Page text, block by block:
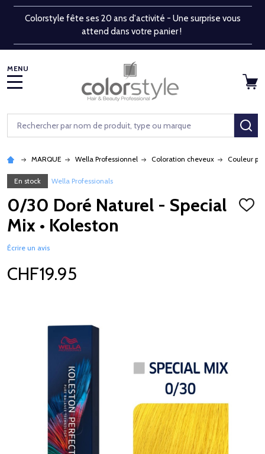
Colorstyle fête ses 20 ans d'activité - Une surprise vous
attend dans votre panier !
Rechercher
MARQUE Wella Professionnel Coloration cheveux Couleur
En stock Wella Professionals
0/30 Doré Naturel - Special
Mix • Koleston
Écrire un avis
CHF19.95